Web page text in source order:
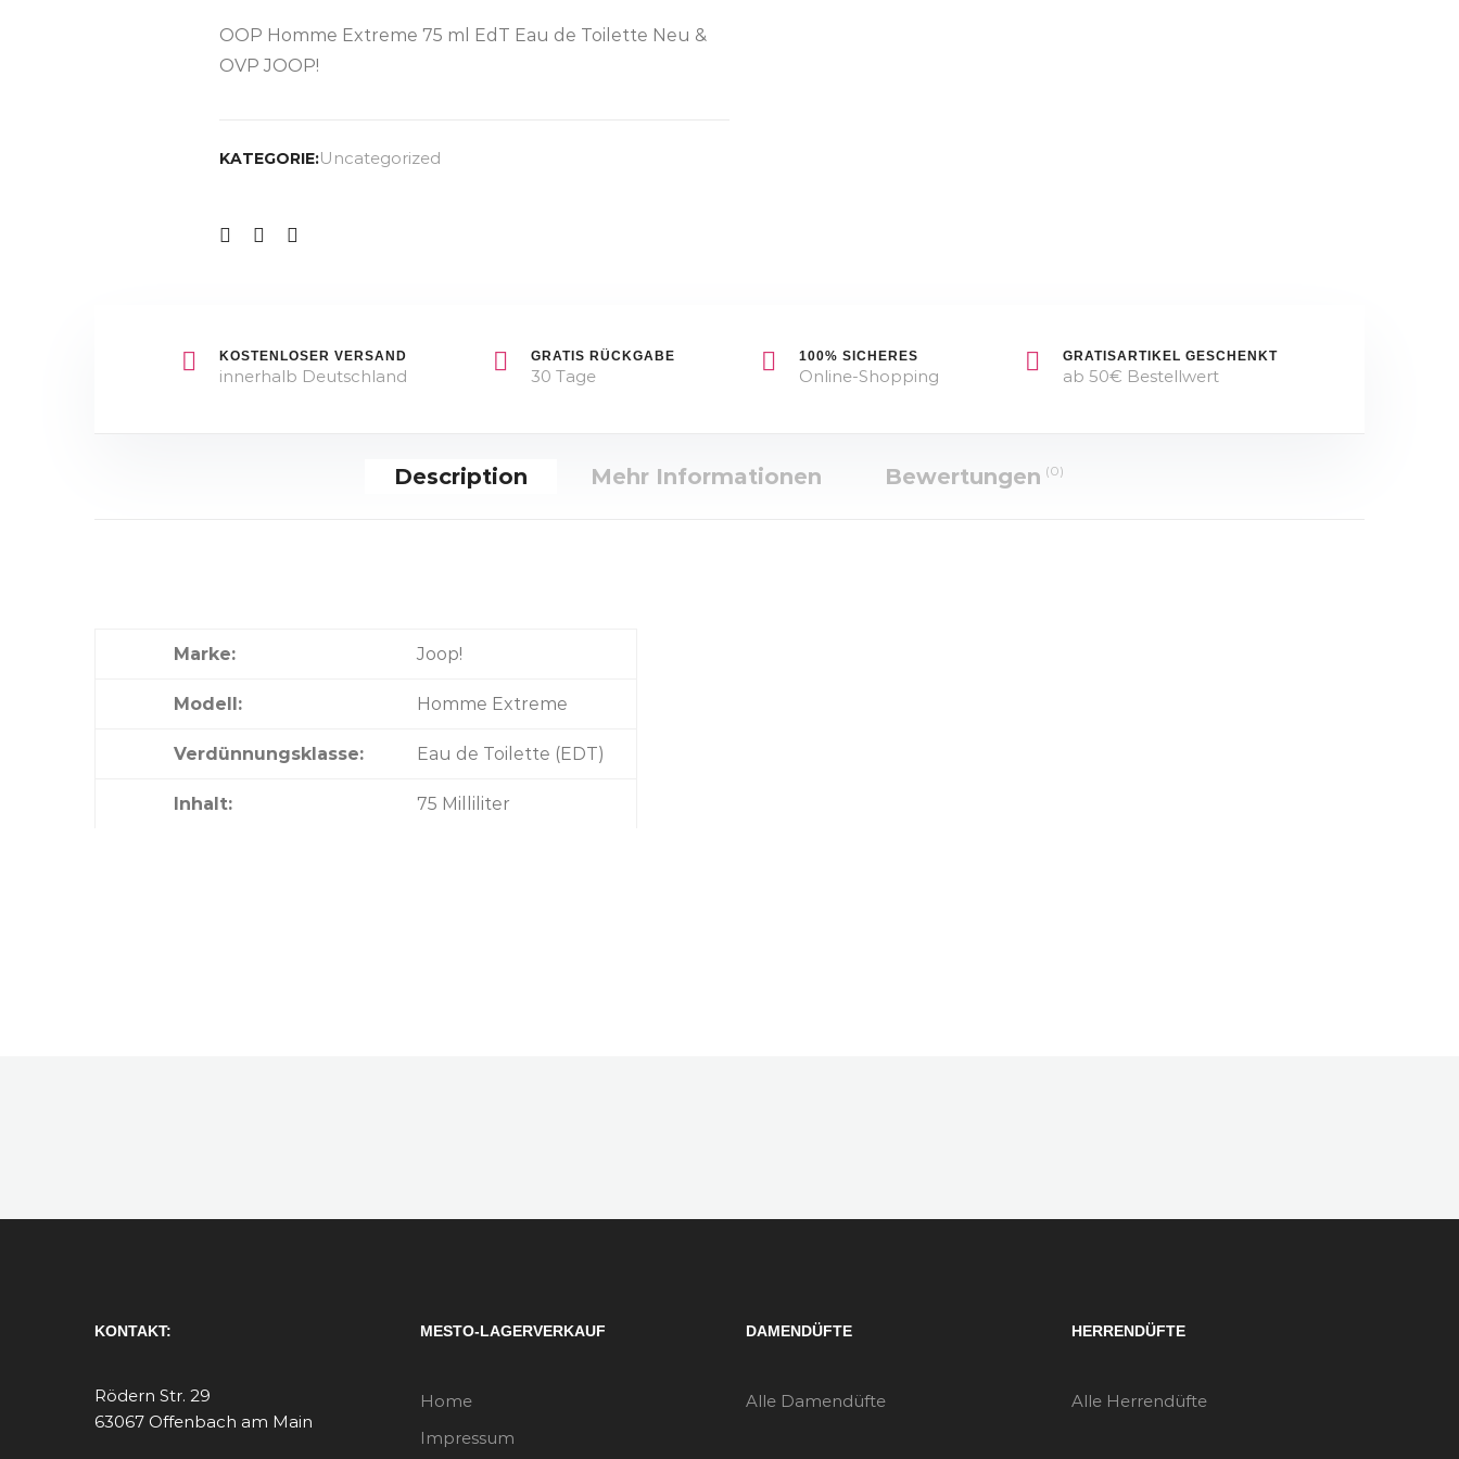
OOP Homme Extreme 75 ml EdT Eau de Toilette Neu &
OVP JOOP!
KATEGORIE:Uncategorized
KOSTENLOSER VERSAND
innerhalb Deutschland
GRATIS RÜCKGABE
30 Tage
100% SICHERES
Online-Shopping
GRATISARTIKEL GESCHENKT
ab 50€ Bestellwert
Description Mehr Informationen Bewertungen(0)
Marke: Joop!
Modell: Homme Extreme
Verdünnungsklasse: Eau de Toilette (EDT)
Inhalt: 75 Milliliter
KONTAKT:
Rödern Str. 29
63067 Offenbach am Main
MESTO-LAGERVERKAUF
Home
Impressum
DAMENDÜFTE
Alle Damendüfte
HERRENDÜFTE
Alle Herrendüfte